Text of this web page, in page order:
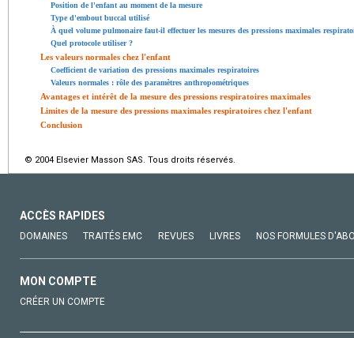
Position de l'enfant au moment de la mesure
Type d'embout buccal utilisé
À quel volume pulmonaire faut-il effectuer les mesures des pressions maximales
Quel protocole utiliser ?
Les valeurs normales chez l'enfant
Coefficient de variation des pressions maximales respiratoires
Valeurs normales : rôle des paramètres anthropométriques
Avantages et intérêt de la mesure des pressions respiratoires maximales
Limites de la mesure des pressions maximales respiratoires chez l'enfant
Conclusion
© 2004 Elsevier Masson SAS. Tous droits réservés.
ACCÈS RAPIDES
DOMAINES TRAITÉS EMC REVUES LIVRES NOS FORMULES
MON COMPTE
CRÉER UN COMPTE